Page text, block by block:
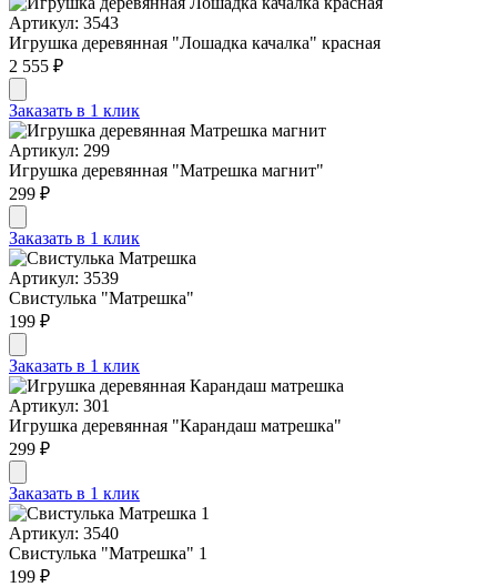
Артикул: 3543
Игрушка деревянная "Лошадка качалка" красная
2 555 ₽
Заказать в 1 клик
Артикул: 299
Игрушка деревянная "Матрешка магнит"
299 ₽
Заказать в 1 клик
Артикул: 3539
Свистулька "Матрешка"
199 ₽
Заказать в 1 клик
Артикул: 301
Игрушка деревянная "Карандаш матрешка"
299 ₽
Заказать в 1 клик
Артикул: 3540
Свистулька "Матрешка" 1
199 ₽